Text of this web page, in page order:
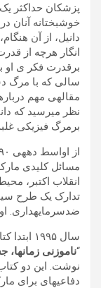
پزشکان حداکثر
خوشبختانه آنان
دانيل، از آن
انگار ھرچه از
مقالهی مھم
نظر میرسيد که
برمرگ فيزيکی
مسائل کليدی
انقلاب اکتبر،
تدارک يک طرح
ضدسرمايهداری. او
سال ١٩٩۵ ابتدا کتاب “
“ناموزنی زمانھا،
نوشت. اين دو
دفاعيهای برای